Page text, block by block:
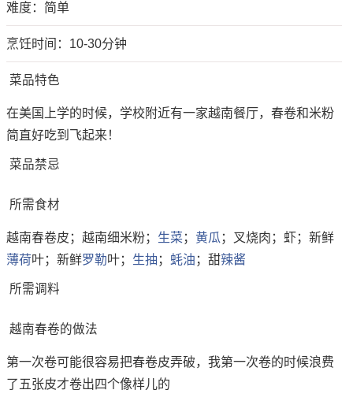
难度：简单
烹饪时间：10-30分钟
菜品特色
在美国上学的时候，学校附近有一家越南餐厅，春卷和米粉
简直好吃到飞起来！
菜品禁忌
所需食材
越南春卷皮；越南细米粉； 生菜； 黄瓜 ；叉烧肉；虾；新鲜
薄荷叶；新鲜罗勒叶； 生抽 ； 蚝油 ；甜辣酱
所需调料
越南春卷的做法
第一次卷可能很容易把春卷皮弄破，我第一次卷的时候浪费
了五张皮才卷出四个像样儿的